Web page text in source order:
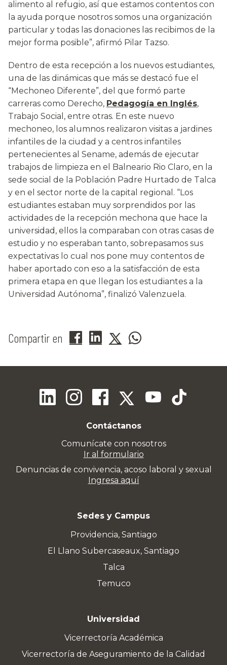
alimento al refugio, así que estamos contentos con
la ayuda porque nosotros somos una organización
particular y todas las donaciones las recibimos de la
mejor forma posible”, afirmó Pilar Tazso.
Dentro de esta recepción a los nuevos estudiantes,
una de las dinámicas que más se destacó fue el
“Mechoneo Diferente”, del que formó parte
carreras como Derecho, Pedagogía en Inglés,
Trabajo Social, entre otras. En este nuevo
mechoneo, los alumnos realizaron visitas a jardines
infantiles de la ciudad y a centros infantiles
pertenecientes al Sename, además de ejecutar
trabajos de limpieza en el Balneario Rio Claro, en la
sede social de la Población Padre Hurtado de Talca
y en el sector norte de la capital regional. “Los
estudiantes estaban muy sorprendidos por las
actividades de la recepción mechona que hace la
universidad, ellos la comparaban con otras casas de
estudio y no esperaban tanto, sobrepasamos sus
expectativas lo cual nos pone muy contentos de
haber aportado con eso a la satisfacción de esta
primera etapa en que llegan los estudiantes a la
Universidad Autónoma”, finalizó Valenzuela.
Compartir en
Contáctanos
Comunícate con nosotros
Ir al formulario
Denuncias de convivencia, acoso laboral y sexual
Ingresa aquí
Sedes y Campus
Providencia, Santiago
El Llano Subercaseaux, Santiago
Talca
Temuco
Universidad
Vicerrectoría Académica
Vicerrectoría de Aseguramiento de la Calidad